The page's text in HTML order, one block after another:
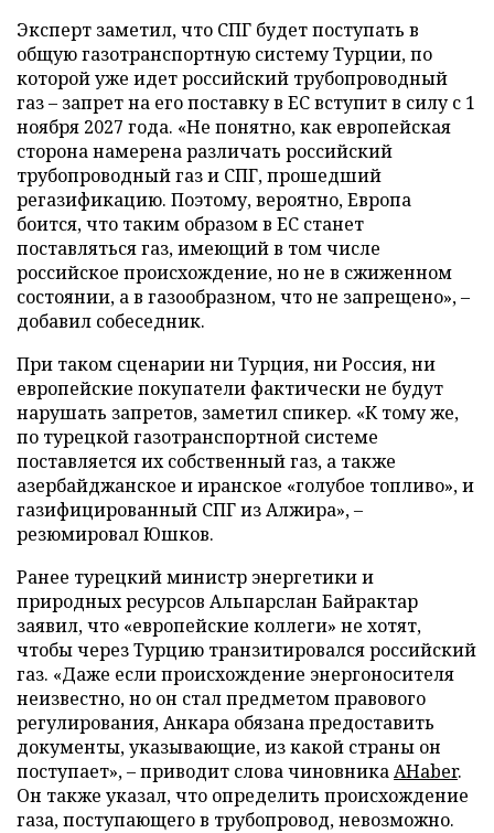
Эксперт заметил, что СПГ будет поступать в
общую газотранспортную систему Турции, по
которой уже идет российский трубопроводный
газ – запрет на его поставку в ЕС вступит в силу с 1
ноября 2027 года. «Не понятно, как европейская
сторона намерена различать российский
трубопроводный газ и СПГ, прошедший
регазификацию. Поэтому, вероятно, Европа
боится, что таким образом в ЕС станет
поставляться газ, имеющий в том числе
российское происхождение, но не в сжиженном
состоянии, а в газообразном, что не запрещено», –
добавил собеседник.
При таком сценарии ни Турция, ни Россия, ни
европейские покупатели фактически не будут
нарушать запретов, заметил спикер. «К тому же,
по турецкой газотранспортной системе
поставляется их собственный газ, а также
азербайджанское и иранское «голубое топливо», и
газифицированный СПГ из Алжира», –
резюмировал Юшков.
Ранее турецкий министр энергетики и
природных ресурсов Альпарслан Байрактар
заявил, что «европейские коллеги» не хотят,
чтобы через Турцию транзитировался российский
газ. «Даже если происхождение энергоносителя
неизвестно, но он стал предметом правового
регулирования, Анкара обязана предоставить
документы, указывающие, из какой страны он
поступает», – приводит слова чиновникаAHaber.
Он также указал, что определить происхождение
газа, поступающего в трубопровод, невозможно.